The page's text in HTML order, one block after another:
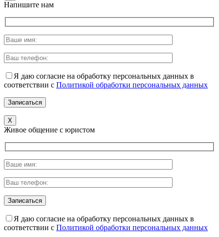
Напишите нам
Я даю согласие на обработку персональных данных в
соответствии с Политикой обработки персональных данных
X
Живое общение с юристом
Я даю согласие на обработку персональных данных в
соответствии с Политикой обработки персональных данных